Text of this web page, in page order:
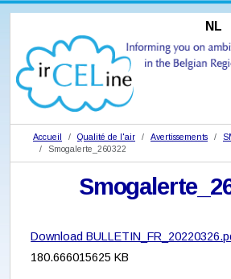
NL
Accueil Qualité de l'air Avertissements
Smogalerte_260322
Download
180.666015625 KB